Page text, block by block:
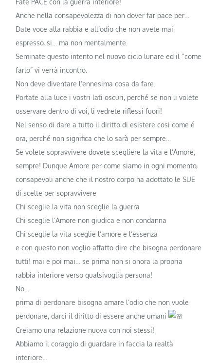
Fate PACE con la guerra interiore!
Anche nella consapevolezza di non dover far pace per…
Date voce alla rabbia e all’odio che non avete mai
espresso, si… ma non mentalmente.
Seminate questo intento nel nuovo ciclo lunare ed il “come
farlo” vi verrà incontro.
Non deve diventare l’ennesima cosa da fare.
Portate alla luce i vostri lati oscuri, perché se non li volete
osservare dentro di voi, li vedrete riflessi fuori!
Nel senso di dare a tutto il diritto di esistere cosi come é
ora, perché non significa che lo sarà per sempre…
Se volete sopravvivere dovete scegliere la vita e l’Amore,
sempre! Dunque Amore per come siamo in ogni momento,
consapevoli anche che il nostro corpo ha adottato le SUE
di scelte per sopravvivere
Chi sceglie la vita non sceglie la guerra
Chi sceglie l’Amore non giudica e non condanna
Chi sceglie la vita sceglie l’amore e l’essenza
e con questo non voglio affatto dire che bisogna perdonare
tutti! mai e poi mai… se prima non si onora la propria
rabbia interiore verso qualsivoglia persona!
No…
prima di perdonare bisogna amare l’odio che non vuole
perdonare, darci il diritto di essere anche umani
Creiamo una relazione nuova con noi stessi!
Abbiamo il coraggio di guardare in faccia la realtà
interiore…